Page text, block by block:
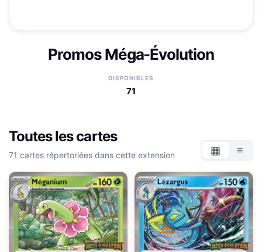
Promos Méga-Évolution
DISPONIBLES
71
Toutes les cartes
71 cartes répertoriées dans cette extension
▦
Grille
≡